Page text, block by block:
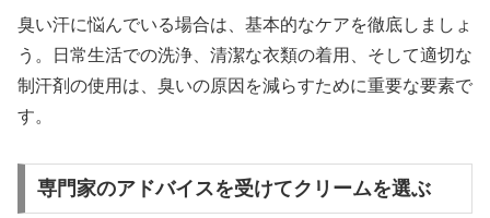
臭い汗に悩んでいる場合は、基本的なケアを徹底しましょ
う。日常生活での洗浄、清潔な衣類の着用、そして適切な
制汗剤の使用は、臭いの原因を減らすために重要な要素で
す。
専門家のアドバイスを受けてクリームを選ぶ